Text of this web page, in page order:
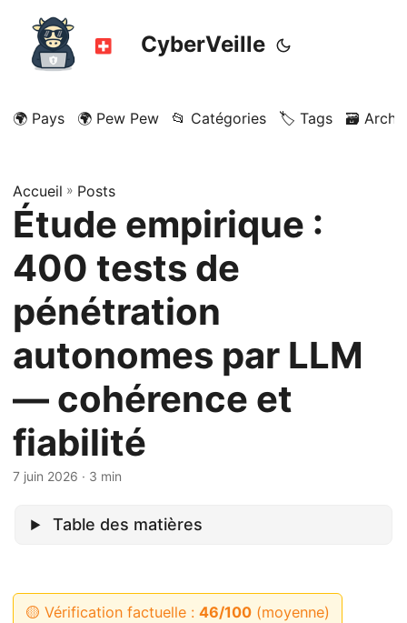
CyberVeille
🌍 Pays 🌍 Pew Pew 📂 Catégories 🏷️ Tags 🗃️
Accueil » Posts
Étude empirique :
400 tests de
pénétration
autonomes par LLM
— cohérence et
fiabilité
7 juin 2026 · 3 min
Table des matières
🟡 Vérification factuelle : 46/100(moyenne)